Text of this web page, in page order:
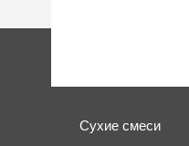
Сухие смеси